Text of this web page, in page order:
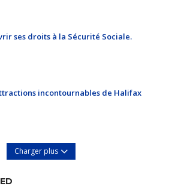
ses droits à la Sécurité Sociale.
incontournables de Halifax
Charger plus